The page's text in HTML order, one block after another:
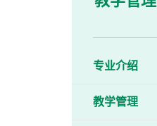
专业介绍
教学管理